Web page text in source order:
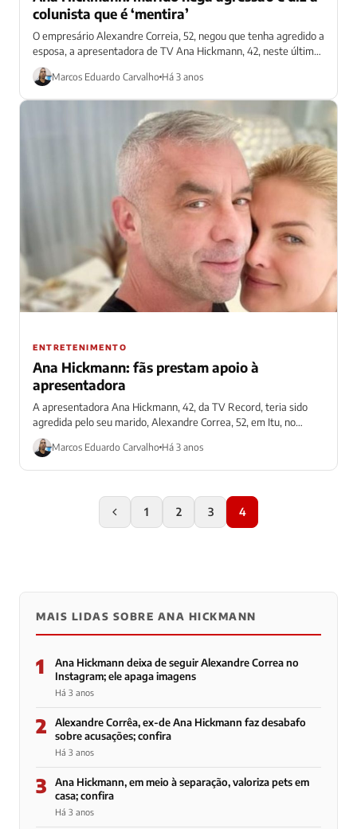
colunista que é ‘mentira’
O empresário Alexandre Correia, 52, negou que tenha agredido a
esposa, a apresentadora de TV Ana Hickmann, 42, neste último
sábado (11)....
Marcos Eduardo Carvalho Há 3 anos
ENTRETENIMENTO
Ana Hickmann: fãs prestam apoio à
apresentadora
A apresentadora Ana Hickmann, 42, da TV Record, teria sido
agredida pelo seu marido, Alexandre Correa, 52, em Itu, no
interior de...
Marcos Eduardo Carvalho Há 3 anos
1 2 3 4
MAIS LIDAS SOBRE ANA HICKMANN
1
Ana Hickmann deixa de seguir Alexandre Correa no
Instagram; ele apaga imagens
Há 3 anos
2
Alexandre Corrêa, ex-de Ana Hickmann faz desabafo
sobre acusações; confira
Há 3 anos
3
Ana Hickmann, em meio à separação, valoriza pets em
casa; confira
Há 3 anos